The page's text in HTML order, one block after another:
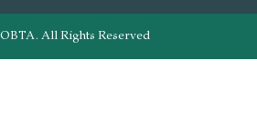
All Rights Reserved